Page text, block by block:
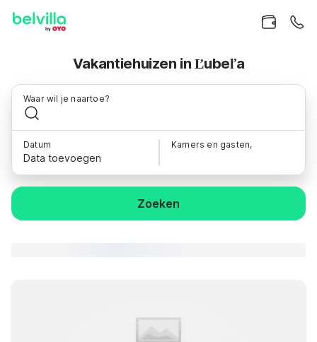
Vakantiehuizen in Ľubeľa
Waar wil je naartoe?
Datum
Data toevoegen
Kamers en gasten,
Zoeken